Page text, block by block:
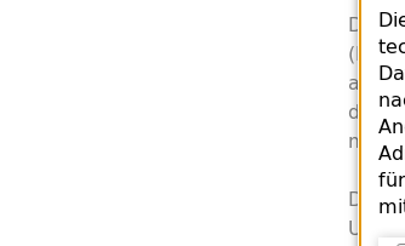
Die
aus
der
Die